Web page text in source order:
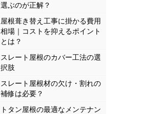
選ぶのが正解？
屋根葺き替え工事に掛かる費用
相場｜コストを抑えるポイント
とは？
スレート屋根のカバー工法の選
択肢
スレート屋根材の欠け・割れの
補修は必要？
トタン屋根の最適なメンテナン